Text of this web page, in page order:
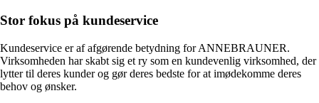
Stor fokus på kundeservice
Kundeservice er af afgørende betydning for ANNEBRAUNER.
Virksomheden har skabt sig et ry som en kundevenlig virksomhed, der
lytter til deres kunder og gør deres bedste for at imødekomme deres
behov og ønsker.